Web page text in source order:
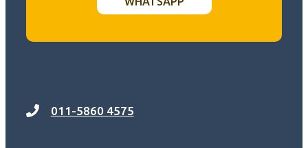
011-5860 4575